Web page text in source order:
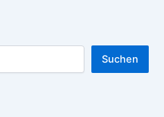
Suchen